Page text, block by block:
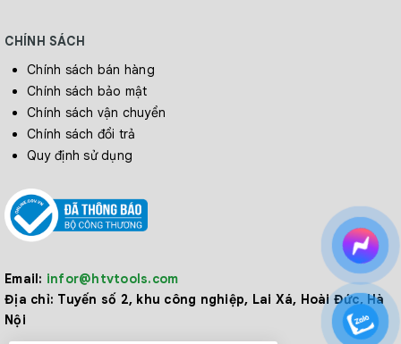
CHÍNH SÁCH
Chính sách bán hàng
Chính sách bảo mật
Chính sách vận chuyển
Chính sách đổi trả
Quy định sử dụng
Email: infor@htvtools.com
Địa chỉ: Tuyến số 2, khu công nghiệp, Lai Xá, Hoài Đức, Hà
Nội